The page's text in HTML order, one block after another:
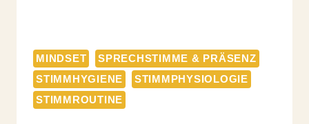
MINDSET
SPRECHSTIMME & PRÄSENZ
STIMMHYGIENE
STIMMPHYSIOLOGIE
STIMMROUTINE